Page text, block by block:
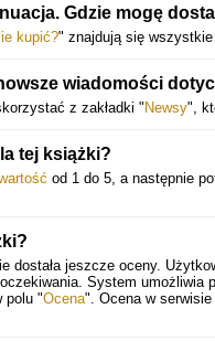
Gdzie mogę
kupić?" znajdują się
wiadomości
z zakładki " Newsy",
tej książki?
od 1 do 5, a następnie
dostała jeszcze oceny.
System umożliwia
polu "Ocena". Ocena w